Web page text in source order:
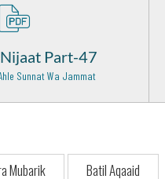
Khawaja Naseeruddin
- 18
Shah Abdul Aziz
- 7
Imam Bari Sarkar Rehmat
Part-47
Sunnat Wa Jammat
Mubarik Batil Aqaaid